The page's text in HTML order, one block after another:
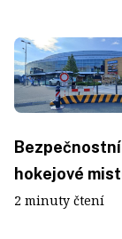
hokejové
2 minuty čtení